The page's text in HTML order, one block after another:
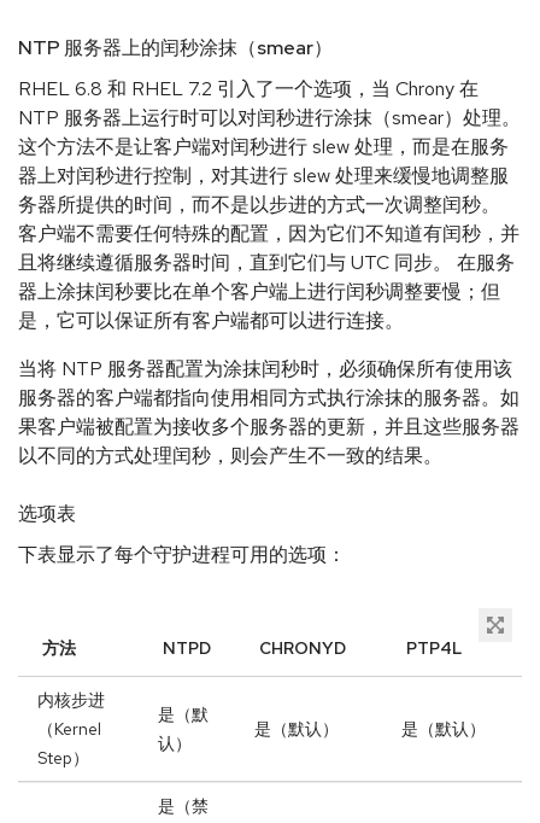
NTP 服务器上的闰秒涂抹（smear）
RHEL 6.8 和 RHEL 7.2 引入了一个选项，当 Chrony 在
NTP 服务器上运行时可以对闰秒进行涂抹（smear）处理。
这个方法不是让客户端对闰秒进行 slew 处理，而是在服务
器上对闰秒进行控制，对其进行 slew 处理来缓慢地调整服
务器所提供的时间，而不是以步进的方式一次调整闰秒。
客户端不需要任何特殊的配置，因为它们不知道有闰秒，并
且将继续遵循服务器时间，直到它们与 UTC 同步。 在服务
器上涂抹闰秒要比在单个客户端上进行闰秒调整要慢；但
是，它可以保证所有客户端都可以进行连接。
当将 NTP 服务器配置为涂抹闰秒时，必须确保所有使用该
服务器的客户端都指向使用相同方式执行涂抹的服务器。如
果客户端被配置为接收多个服务器的更新，并且这些服务器
以不同的方式处理闰秒，则会产生不一致的结果。
选项表
下表显示了每个守护进程可用的选项：
方法 NTPD CHRONYD PTP4L
内核步进
（Kernel
Step）
是（默
认）
是（默认） 是（默认）
是（禁